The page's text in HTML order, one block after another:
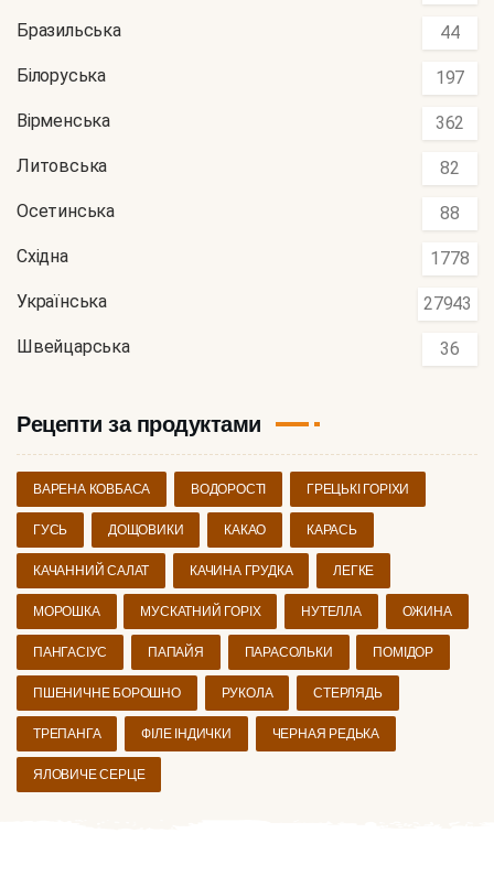
Бразильська 44
Білоруська 197
Вірменська 362
Литовська 82
Осетинська 88
Східна 1778
Українська 27943
Швейцарська 36
Рецепти за продуктами
ВАРЕНА КОВБАСА ВОДОРОСТІ ГРЕЦЬКІ ГОРІХИ
ГУСЬ ДОЩОВИКИ КАКАО КАРАСЬ
КАЧАННИЙ САЛАТ КАЧИНА ГРУДКА ЛЕГКЕ
МОРОШКА МУСКАТНИЙ ГОРІХ НУТЕЛЛА ОЖИНА
ПАНГАСІУС ПАПАЙЯ ПАРАСОЛЬКИ ПОМІДОР
ПШЕНИЧНЕ БОРОШНО РУКОЛА СТЕРЛЯДЬ
ТРЕПАНГА ФІЛЕ ІНДИЧКИ ЧЕРНАЯ РЕДЬКА
ЯЛОВИЧЕ СЕРЦЕ